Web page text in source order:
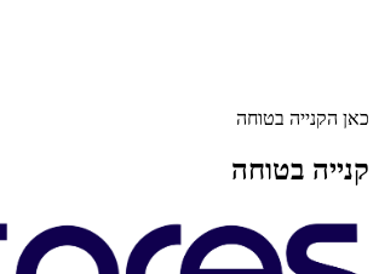
כאן הקנייה בטוחה
קנייה בטוחה